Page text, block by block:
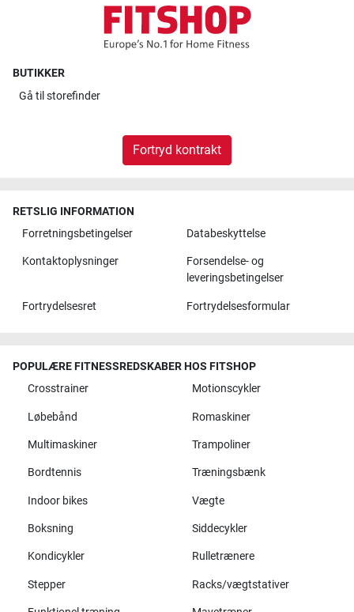
BUTIKKER
Gå til storefinder
Fortryd kontrakt
RETSLIG INFORMATION
Forretningsbetingelser
Databeskyttelse
Kontaktoplysninger
Forsendelse- og
leveringsbetingelser
Fortrydelsesret Fortrydelsesformular
POPULÆRE FITNESSREDSKABER HOS FITSHOP
Crosstrainer
Motionscykler
Løbebånd Romaskiner
Multimaskiner Trampoliner
Bordtennis Træningsbænk
Indoor bikes Vægte
Boksning Siddecykler
Kondicykler Rulletrænere
Stepper Racks/vægtstativer